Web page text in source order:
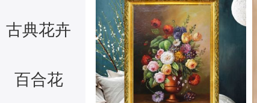
古典花卉
百合花